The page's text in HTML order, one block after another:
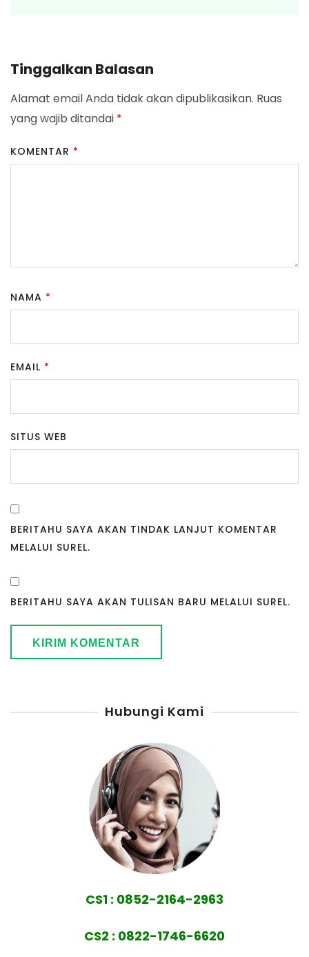
Tinggalkan Balasan
Alamat email Anda tidak akan dipublikasikan. Ruas
yang wajib ditandai *
KOMENTAR *
NAMA *
EMAIL *
SITUS WEB
BERITAHU SAYA AKAN TINDAK LANJUT KOMENTAR
MELALUI SUREL.
BERITAHU SAYA AKAN TULISAN BARU MELALUI SUREL.
Hubungi Kami
CS1 : 0852-2164-2963
CS2 : 0822-1746-6620